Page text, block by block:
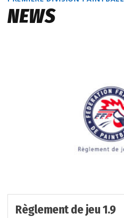
NEWS
Règlement de jeu 1.9